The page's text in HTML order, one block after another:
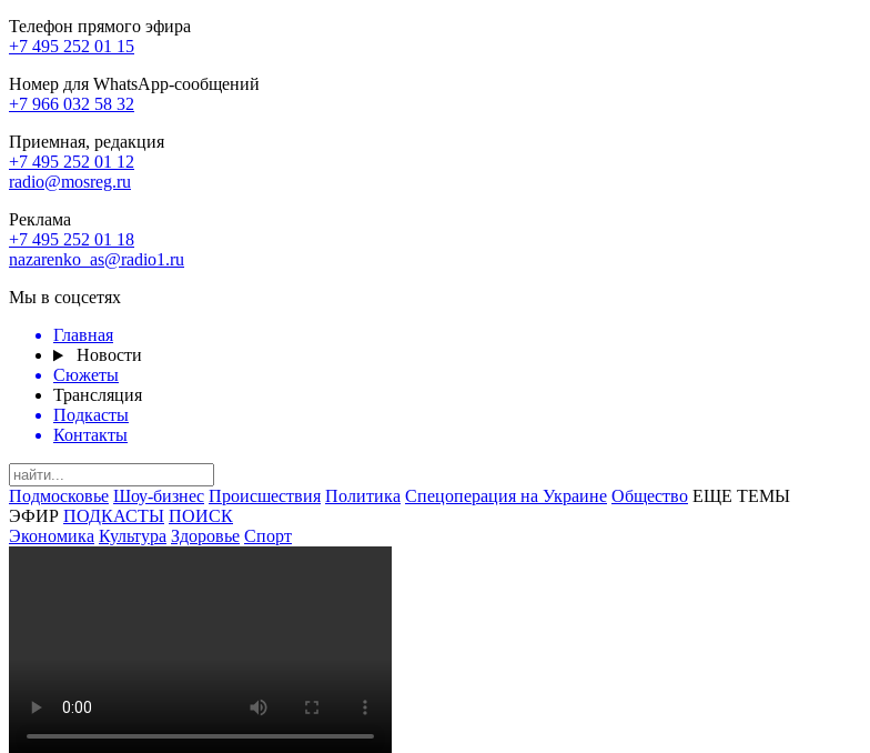
Телефон прямого эфира
+7 495 252 01 15
Номер для WhatsApp-сообщений
+7 966 032 58 32
Приемная, редакция
+7 495 252 01 12
radio@mosreg.ru
Реклама
+7 495 252 01 18
nazarenko_as@radio1.ru
Мы в соцсетях
Главная
Новости
Сюжеты
Трансляция
Подкасты
Контакты
Подмосковье Шоу-бизнес Происшествия Политика Спецоперация на Украине Общество ЕЩЕ ТЕМЫ
ЭФИР ПОДКАСТЫ ПОИСК
Экономика Культура Здоровье Спорт